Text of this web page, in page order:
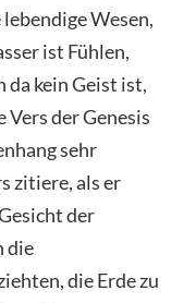
Wesen,
ist Fühlen,
da kein Geist ist,
der Genesis
sehr
zitiere, als er
der
die
die Erde zu